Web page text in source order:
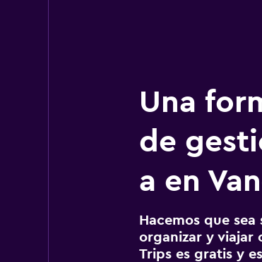
Una
de
a en
Hacemos que
organizar y viajar
Trips es gratis y